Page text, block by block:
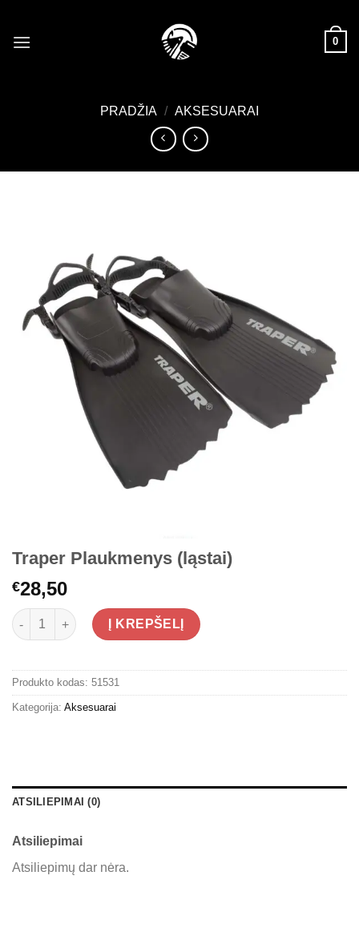
content
0
PRADŽIA / AKSESUARAI
Traper Plaukmenys (ląstai)
€28,50
produkto kiekis: Traper Plaukmenys (ląstai)
Į KREPŠELĮ
Produkto kodas: 51531
Kategorija: Aksesuarai
ATSILIEPIMAI (0)
Atsiliepimai
Atsiliepimų dar nėra.